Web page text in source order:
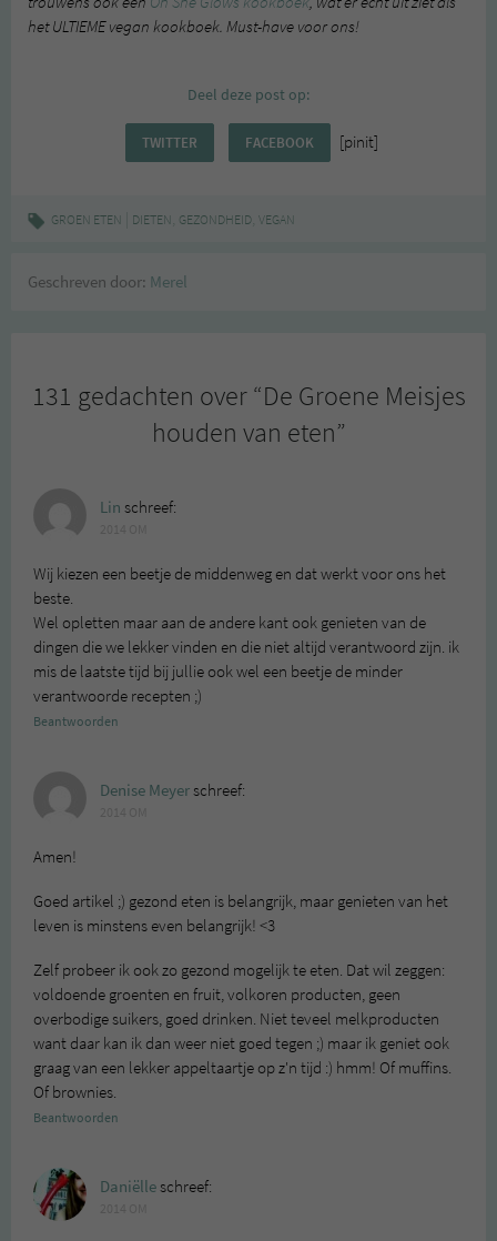
het ULTIEME vegan kookboek. Must-have voor ons!
Deel deze post op:
TWITTER FACEBOOK [pinit]
GROEN ETEN DIETEN, GEZONDHEID, VEGAN
Geschreven door: Merel
131 gedachten over “De Groene Meisjes
houden van eten”
Lin schreef:
Wij kiezen een beetje de middenweg en dat werkt voor ons het
beste.
Wel opletten maar aan de andere kant ook genieten van de
dingen die we lekker vinden en die niet altijd verantwoord zijn. ik
mis de laatste tijd bij jullie ook wel een beetje de minder
verantwoorde recepten ;)
Beantwoorden
Denise Meyerschreef:
Amen!
Goed artikel ;) gezond eten is belangrijk, maar genieten van het
leven is minstens even belangrijk! <3
Zelf probeer ik ook zo gezond mogelijk te eten. Dat wil zeggen:
voldoende groenten en fruit, volkoren producten, geen
overbodige suikers, goed drinken. Niet teveel melkproducten
want daar kan ik dan weer niet goed tegen ;) maar ik geniet ook
graag van een lekker appeltaartje op z'n tijd :) hmm! Of muffins.
Of brownies.
Beantwoorden
Daniëlleschreef: